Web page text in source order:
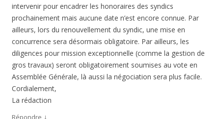
intervenir pour encadrer les honoraires des syndics
prochainement mais aucune date n’est encore connue. Par
ailleurs, lors du renouvellement du syndic, une mise en
concurrence sera désormais obligatoire. Par ailleurs, les
diligences pour mission exceptionnelle (comme la gestion de
gros travaux) seront obligatoirement soumises au vote en
Assemblée Générale, là aussi la négociation sera plus facile.
Cordialement,
La rédaction
Répondre ↓